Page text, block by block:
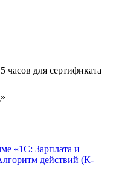
5 часов для сертификата
«1С: Зарплата и
действий (К-